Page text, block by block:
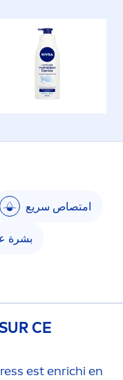
امتصاص سريع
بشرة
CE
est enrichi en